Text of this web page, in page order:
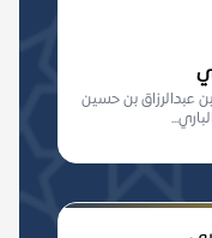
عبدالرزاق بن حسين